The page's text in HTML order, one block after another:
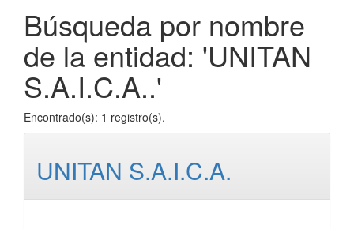
Búsqueda por nombre
de la entidad: 'UNITAN
S.A.I.C.A..'
Encontrado(s): 1 registro(s).
UNITAN S.A.I.C.A.